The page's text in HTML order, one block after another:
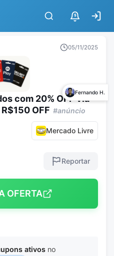
$
05/11/2025
Fernando H.
com 20% OFF via
OFF #anúncio
Mercado Livre
Reportar
OFERTA
ativos no